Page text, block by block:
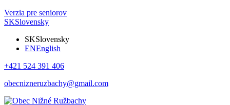
Verzia pre seniorov
SKSlovensky
SKSlovensky
ENEnglish
+421 524 391 406
obecnizneruzbachy@gmail.com